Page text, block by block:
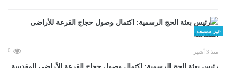
غير مصنف
منذ 3 أشهر 0